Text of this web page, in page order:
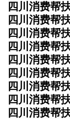
四川消费帮
四川消费帮
四川消费帮
四川消费帮
四川消费帮
四川消费帮
四川消费帮
四川消费帮
四川消费帮